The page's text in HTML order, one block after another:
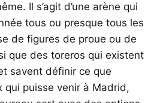
Il s’agit d’une arène qui
tous ou presque tous les
de figures de proue ou de
que des toreros qui existent
savent définir ce que
qui puisse venir à Madrid,